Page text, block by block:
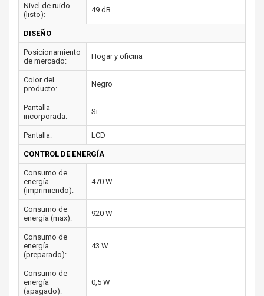
Nivel de ruido
(listo):
49 dB
DISEÑO
Posicionamiento
de mercado:
Hogar y oficina
Color del
producto:
Negro
Pantalla
incorporada:
Si
Pantalla: LCD
CONTROL DE ENERGÍA
Consumo de
energía
(imprimiendo):
470 W
Consumo de
energía (max):
920 W
Consumo de
energía
(preparado):
43 W
Consumo de
energía
(apagado):
0,5 W